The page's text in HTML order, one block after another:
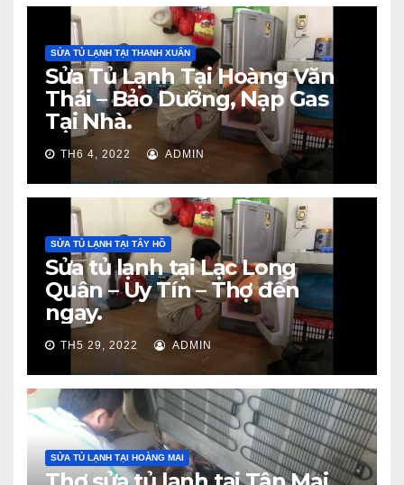
SỬA TỦ LẠNH TẠI THANH XUÂN
Sửa Tủ Lạnh Tại Hoàng Văn
Thái – Bảo Dưỡng, Nạp Gas
Tại Nhà.
TH6 4, 2022 ADMIN
SỬA TỦ LẠNH TẠI TÂY HỒ
Sửa tủ lạnh tại Lạc Long
Quân – Uy Tín – Thợ đến
ngay.
TH5 29, 2022 ADMIN
SỬA TỦ LẠNH TẠI HOÀNG MAI